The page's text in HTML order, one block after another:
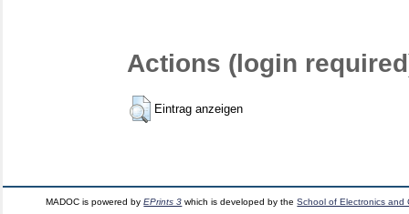
Actions (login
Eintrag anzeigen
MADOC is powered byEPrints 3 which is developed by theSchool of Electronics and